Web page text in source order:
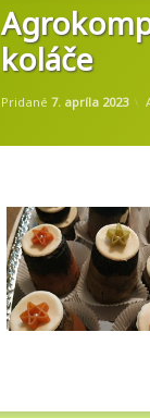
koláče
Pridané 7. apríla 2023